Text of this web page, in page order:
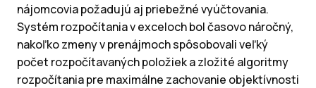
nájomcovia požadujú aj priebežné vyúčtovania.
Systém rozpočítania v exceloch bol časovo náročný,
nakoľko zmeny v prenájmoch spôsobovali veľký
počet rozpočítavaných položiek a zložité algoritmy
rozpočítania pre maximálne zachovanie objektívnosti